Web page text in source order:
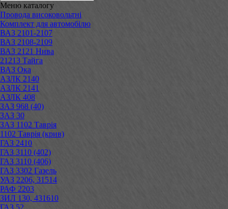
Меню каталогу
Провода високовольтні
Комплект для автомобілю
ВАЗ 2101-2107
ВАЗ 2108-2109
ВАЗ 2121 Нива
21213 Тайга
ВАЗ Ока
АЗЛК 2140
АЗЛК 2141
АЗЛК 408
ЗАЗ 968 (40)
ЗАЗ 30
ЗАЗ 1102 Таврія
1102 Таврія (крив)
ГАЗ 2410
ГАЗ 3110 (402)
ГАЗ 3110 (406)
ГАЗ 3302 Газель
УАЗ 2206, 31514
РАФ 2203
ЗИЛ 130, 431610
ГАЗ 52